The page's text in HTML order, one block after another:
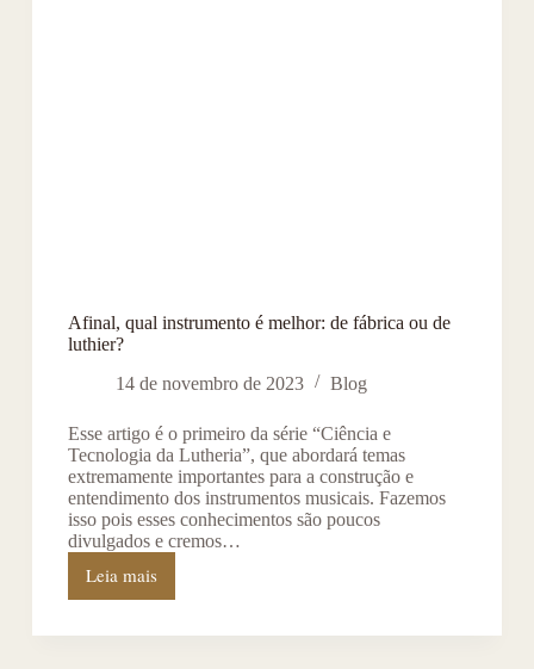
Afinal, qual instrumento é melhor: de fábrica ou de
luthier?
14 de novembro de 2023
Blog
Esse artigo é o primeiro da série “Ciência e
Tecnologia da Lutheria”, que abordará temas
extremamente importantes para a construção e
entendimento dos instrumentos musicais. Fazemos
isso pois esses conhecimentos são poucos
divulgados e cremos…
Leia mais